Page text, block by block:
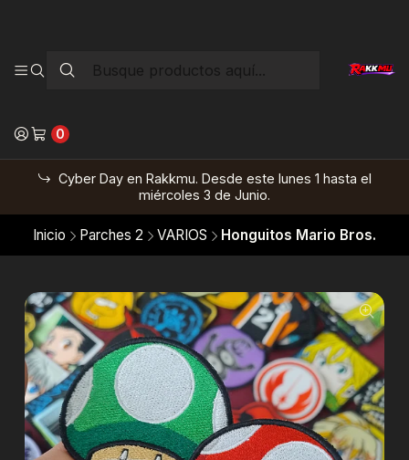
0
Cyber Day en Rakkmu. Desde este lunes 1 hasta el
miércoles 3 de Junio.
Inicio Parches 2 VARIOS Honguitos Mario Bros.